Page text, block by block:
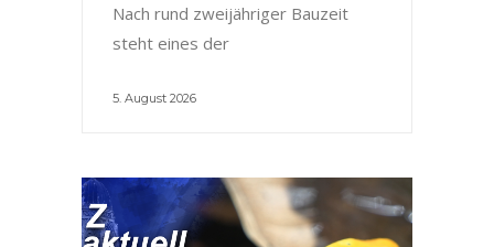
Nach rund zweijähriger Bauzeit
steht eines der
5. August 2026